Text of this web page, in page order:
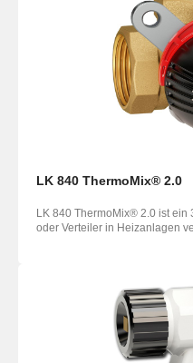
LK 840 ThermoMix® 2.0
LK 840 ThermoMix® 2.0 ist ein
oder Verteiler in Heizanlagen